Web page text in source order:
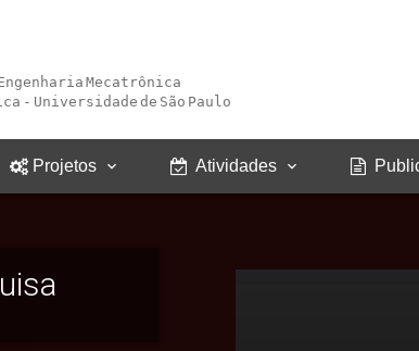
Mecatrônica
- Universidade de São Paulo
Projetos Atividades